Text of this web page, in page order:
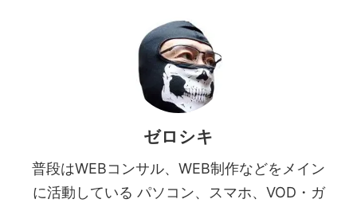
ゼロシキ
普段はWEBコンサル、WEB制作などをメイン
に活動している パソコン、スマホ、VOD・ガ